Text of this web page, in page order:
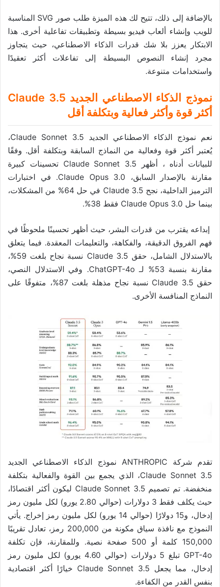
بالإضافة إلى ذلك، تتيح لك هذه الميزة طلب صور SVG المناسبة
للويب وإنشاء ألعاب فيديو بسيطة وتطبيقات تفاعلية أخرى. هذا
الابتكار يعزز بلا شك قدرات الذكاء الاصطناعي، حيث يتجاوز
مجرد إنشاء النصوص البسيطة إلى تفاعلات أكثر تعقيدًا
واستخدامات متنوعة.
نموذج الذكاء الاصطناعي الجديد Claude 3.5
أكثر قوة وأكثر فعالية وبتكلفة أقل
نعم نموذج الذكاء الاصطناعي الجديد Claude Sonnet 3.5،
يُعتبر أكثر قوة وفعالية من النماذج السابقة وبتكلفة أقل. وفقًا
للبيانات أدناه ، أظهر Claude Sonnet 3.5 تحسينات كبيرة
مقارنة بالإصدار السابق، Claude Opus 3.0. في اختبارات
الترميز الداخلية، نجح Claude 3.5 في حل 64% من المشكلات،
بينما حل Claude Opus 3.0 فقط 38%.
إبداعه يقترب من قدرات البشر، حيث أظهر تحسينًا ملحوظًا في
فهم الفروق الدقيقة، والفكاهة، والتعليمات المعقدة. فيما يتعلق
بالاستدلال الشامل، حقق Claude 3.5 نسبة نجاح بلغت 59%،
مقارنة بنسبة 53% لـ ChatGPT-4o. وفي الاستدلال النصي،
حقق Claude 3.5 نسبة نجاح مذهلة بلغت 87%، متفوقًا على
النماذج المنافسة الأخرى.
تقدم شركة ANTHROPIC نموذج الذكاء الاصطناعي الجديد
Claude Sonnet 3.5، الذي يجمع بين القوة والفعالية بتكلفة
منخفضة. تم تصميم Claude Sonnet 3.5 ليكون أكثر اقتصادًا،
حيث يكلف فقط 3 دولارات (حوالي 2.80 يورو) لكل مليون رمز
إدخال، و15 دولارًا (حوالي 14 يورو) لكل مليون رمز إخراج. يأتي
النموذج مع نافذة سياق مكونة من 200,000 رمز، تعادل تقريبًا
150,000 كلمة أو 500 صفحة نصية. وللمقارنة، فإن تكلفة
GPT-4o تبلغ 5 دولارات (حوالي 4.60 يورو) لكل مليون رمز
إدخال، مما يجعل Claude Sonnet 3.5 خيارًا أكثر اقتصادية
بنفس القدر من الكفاءة.